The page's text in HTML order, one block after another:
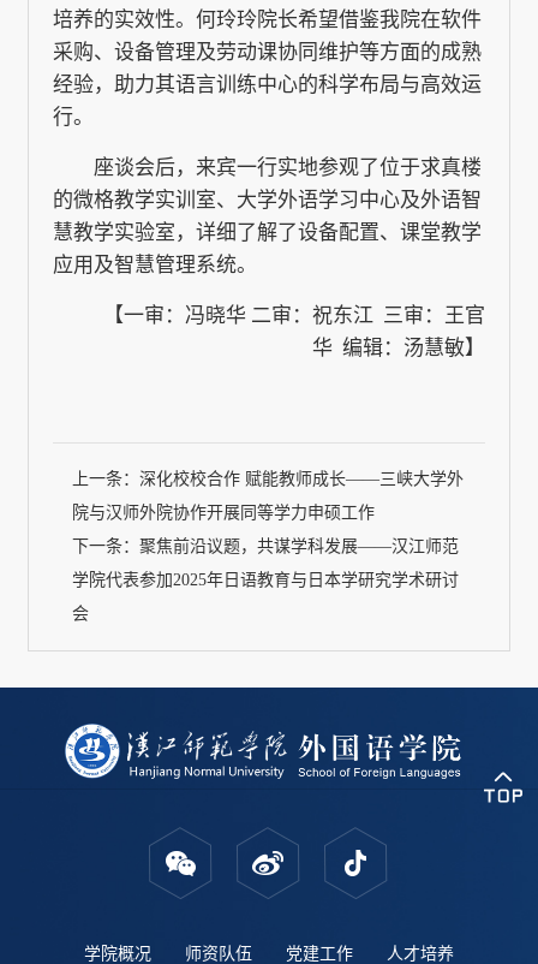
培养的实效性。何玲玲院长希望借鉴我院在软件
采购、设备管理及劳动课协同维护等方面的成熟
经验，助力其语言训练中心的科学布局与高效运
行。
座谈会后，来宾一行实地参观了位于求真楼
的微格教学实训室、大学外语学习中心及外语智
慧教学实验室，详细了解了设备配置、课堂教学
应用及智慧管理系统。
【一审：冯晓华 二审：祝东江 三审：王官
华 编辑：汤慧敏】
上一条：深化校校合作 赋能教师成长——三峡大学外
院与汉师外院协作开展同等学力申硕工作
下一条：聚焦前沿议题，共谋学科发展——汉江师范
学院代表参加2025年日语教育与日本学研究学术研讨
会
学院概况 师资队伍 党建工作 人才培养